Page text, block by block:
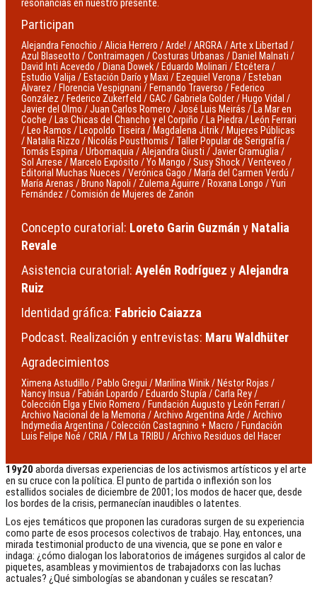
resonancias en nuestro presente.
Participan
Alejandra Fenochio / Alicia Herrero / Arde! / ARGRA / Arte x Libertad /
Azul Blaseotto / Contraimagen / Costuras Urbanas / Daniel Malnati /
David Inti Acevedo / Diana Dowek / Eduardo Molinari / Etcétera /
Estudio Valija / Estación Darío y Maxi / Ezequiel Verona / Esteban
Álvarez / Florencia Vespignani / Fernando Traverso / Federico
González / Federico Zukerfeld / GAC / Gabriela Golder / Hugo Vidal /
Javier del Olmo / Juan Carlos Romero / José Luis Meirás / La Mar en
Coche / Las Chicas del Chancho y el Corpiño / La Piedra / León Ferrari
/ Leo Ramos / Leopoldo Tiseira / Magdalena Jitrik / Mujeres Públicas
/ Natalia Rizzo / Nicolás Pousthomis / Taller Popular de Serigrafía /
Tomás Espina / Urbomaquia / Alejandra Giusti / Javier Gramuglia /
Sol Arrese / Marcelo Expósito / Yo Mango / Susy Shock / Venteveo /
Editorial Muchas Nueces / Verónica Gago / María del Carmen Verdú /
María Arenas / Bruno Napoli / Zulema Aguirre / Roxana Longo / Yuri
Fernández / Comisión de Mujeres de Zanón
Concepto curatorial: Loreto Garin Guzmán y Natalia
Revale
Asistencia curatorial: Ayelén Rodríguez yAlejandra
Ruiz
Identidad gráfica: Fabricio Caiazza
Podcast. Realización y entrevistas: Maru Waldhüter
Agradecimientos
Ximena Astudillo / Pablo Gregui / Marilina Winik / Néstor Rojas /
Nancy Insua / Fabián Lopardo / Eduardo Stupía / Carla Rey /
Colección Elga y Elvio Romero / Fundación Augusto y León Ferrari /
Archivo Nacional de la Memoria / Archivo Argentina Arde / Archivo
Indymedia Argentina / Colección Castagnino + Macro / Fundación
Luis Felipe Noé / CRIA / FM La TRIBU / Archivo Residuos del Hacer
19y20 aborda diversas experiencias de los activismos artísticos y el arte
en su cruce con la política. El punto de partida o inflexión son los
estallidos sociales de diciembre de 2001; los modos de hacer que, desde
los bordes de la crisis, permanecían inaudibles o latentes.
Los ejes temáticos que proponen las curadoras surgen de su experiencia
como parte de esos procesos colectivos de trabajo. Hay, entonces, una
mirada testimonial producto de una vivencia, que se pone en valor e
indaga: ¿cómo dialogan los laboratorios de imágenes surgidos al calor de
piquetes, asambleas y movimientos de trabajadorxs con las luchas
actuales? ¿Qué simbologías se abandonan y cuáles se rescatan?